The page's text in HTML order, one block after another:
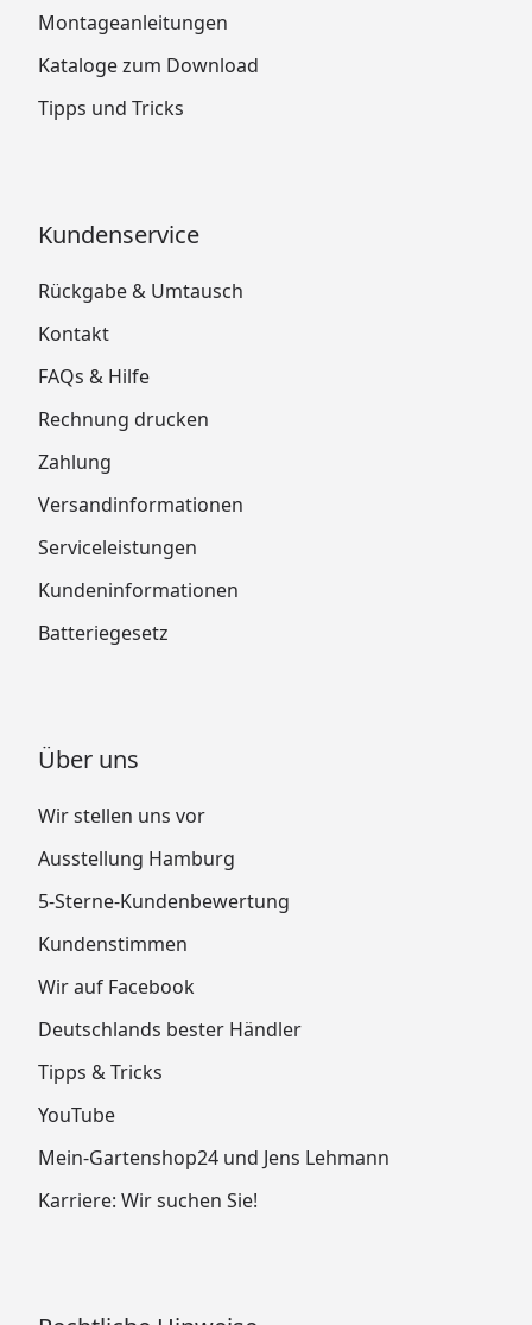
Montageanleitungen
Kataloge zum Download
Tipps und Tricks
Kundenservice
Rückgabe & Umtausch
Kontakt
FAQs & Hilfe
Rechnung drucken
Zahlung
Versandinformationen
Serviceleistungen
Kundeninformationen
Batteriegesetz
Über uns
Wir stellen uns vor
Ausstellung Hamburg
5-Sterne-Kundenbewertung
Kundenstimmen
Wir auf Facebook
Deutschlands bester Händler
Tipps & Tricks
YouTube
Mein-Gartenshop24 und Jens Lehmann
Karriere: Wir suchen Sie!